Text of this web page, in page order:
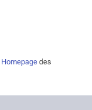
Homepage des